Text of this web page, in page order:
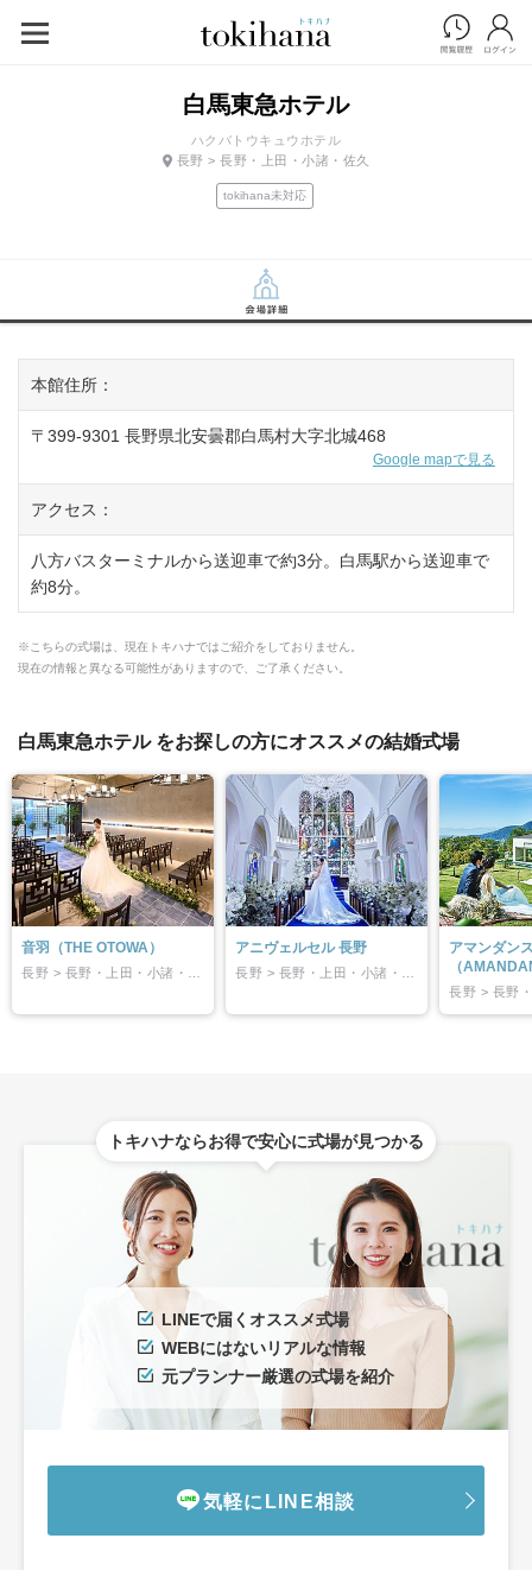
白馬東急ホテル
ハクバトウキュウホテル
長野 > 長野・上田・小諸・佐久
tokihana未対応
本館住所：
〒399-9301 長野県北安曇郡白馬村大字北城468
Google mapで見る
アクセス：
八方バスターミナルから送迎車で約3分。白馬駅から送迎車で
約8分。
※こちらの式場は、現在トキハナではご紹介をしておりません。
現在の情報と異なる可能性がありますので、ご了承ください。
白馬東急ホテル をお探しの方にオススメの結婚式場
音羽（THE OTOWA） アニヴェルセル 長野
アマンダン
（
トキハナならお得で安心に式場が見つかる
LINEで届くオススメ式場
WEBにはないリアルな情報
元プランナー厳選の式場を紹介
気軽にLINE相談